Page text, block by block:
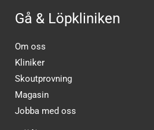
Gå & Löpkliniken
Om oss
Kliniker
Skoutprovning
Magasin
Jobba med oss